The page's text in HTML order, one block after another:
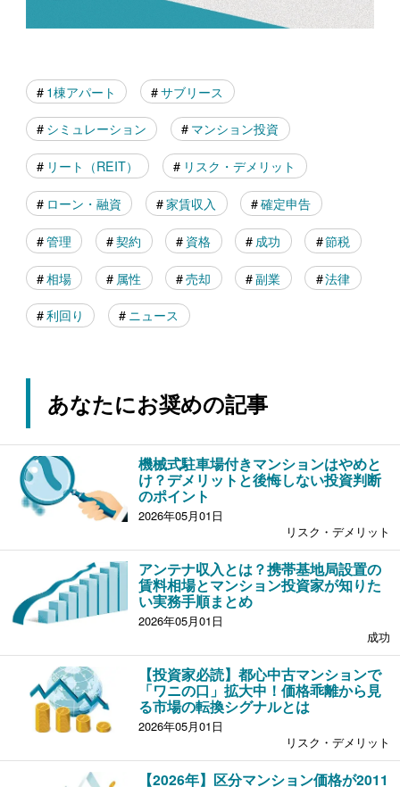
1棟アパート サブリース
シミュレーション マンション投資
リート（REIT） リスク・デメリット
ローン・融資 家賃収入 確定申告
管理 契約 資格 成功 節税
相場 属性 売却 副業 法律
利回り ニュース
あなたにお奨めの記事
機械式駐車場付きマンションはやめと
け？デメリットと後悔しない投資判断
のポイント
2026年05月01日
リスク・デメリット
アンテナ収入とは？携帯基地局設置の
賃料相場とマンション投資家が知りた
い実務手順まとめ
2026年05月01日
成功
【投資家必読】都心中古マンションで
「ワニの口」拡大中！価格乖離から見
る市場の転換シグナルとは
2026年05月01日
リスク・デメリット
【2026年】区分マンション価格が2011